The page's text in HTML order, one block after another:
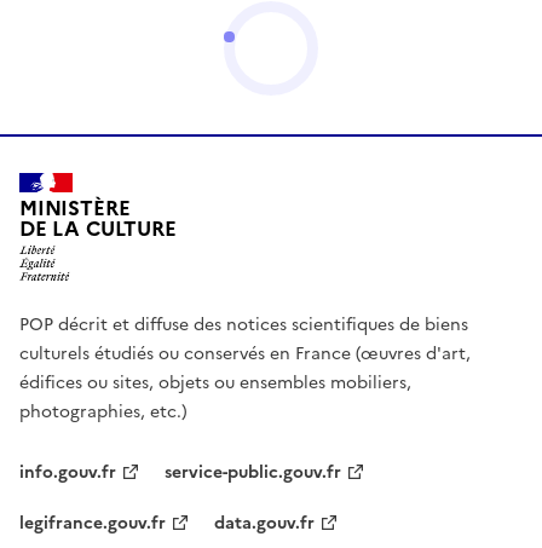
MINISTÈRE
DE LA CULTURE
POP décrit et diffuse des notices scientifiques de biens
culturels étudiés ou conservés en France (œuvres d'art,
édifices ou sites, objets ou ensembles mobiliers,
photographies, etc.)
info.gouv.fr
service-public.gouv.fr
legifrance.gouv.fr
data.gouv.fr